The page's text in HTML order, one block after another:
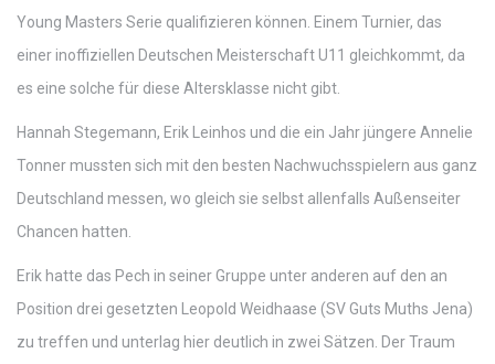
Young Masters Serie qualifizieren können. Einem Turnier, das
einer inoffiziellen Deutschen Meisterschaft U11 gleichkommt, da
es eine solche für diese Altersklasse nicht gibt.
Hannah Stegemann, Erik Leinhos und die ein Jahr jüngere Annelie
Tonner mussten sich mit den besten Nachwuchsspielern aus ganz
Deutschland messen, wo gleich sie selbst allenfalls Außenseiter
Chancen hatten.
Erik hatte das Pech in seiner Gruppe unter anderen auf den an
Position drei gesetzten Leopold Weidhaase (SV Guts Muths Jena)
zu treffen und unterlag hier deutlich in zwei Sätzen. Der Traum